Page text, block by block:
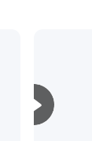
및 포장에
품질이 높
공예 선물
공하거나
니다.